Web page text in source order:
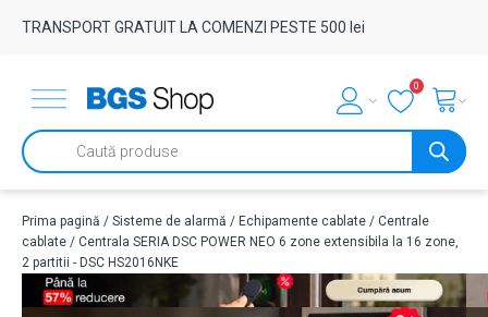
TRANSPORT GRATUIT LA COMENZI PESTE 500 lei
0
Products
search
Prima pagină / Sisteme de alarmă / Echipamente cablate / Centrale
cablate / Centrala SERIA DSC POWER NEO 6 zone extensibila la 16 zone,
2 partitii - DSC HS2016NKE